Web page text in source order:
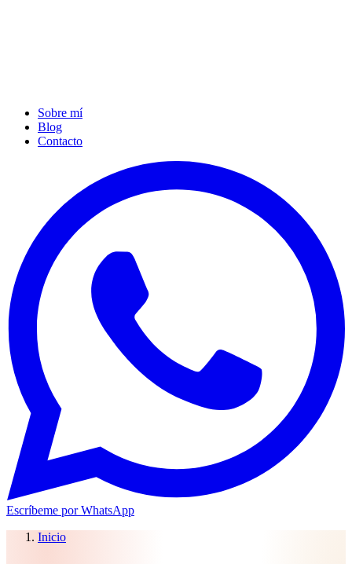
Sobre mí
Blog
Contacto
Escríbeme por WhatsApp
Inicio